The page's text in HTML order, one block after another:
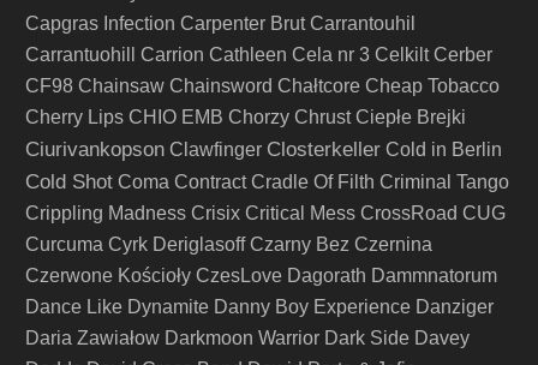
Capgras Infection Carpenter Brut Carrantouhil
Carrantuohill
Carrion Cathleen Cela nr 3 Celkilt Cerber
CF98 Chainsaw Chainsword Chałtcore Cheap Tobacco
Cherry Lips CHIO EMB Chorzy Chrust Ciepłe Brejki
Ciurivankopson Clawfinger Closterkeller Cold in Berlin
Cold Shot Coma Contract Cradle Of Filth Criminal Tango
Crippling Madness Crisix Critical Mess CrossRoad CUG
Curcuma Cyrk Deriglasoff Czarny Bez Czernina
Czerwone Kościoły CzesLove Dagorath Dammnatorum
Dance Like Dynamite Danny Boy Experience Danziger
Daria Zawiałow Darkmoon Warrior Dark Side Davey